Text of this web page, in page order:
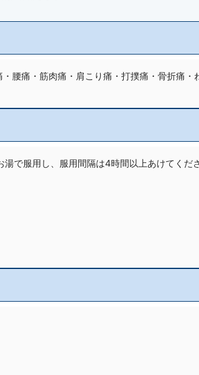
腰痛・筋肉痛・肩こり痛・打撲痛・骨折痛
で服用し、服用間隔は4時間以上あけてくだ